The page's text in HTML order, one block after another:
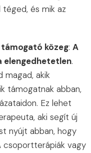
és mik az
közeg: A
elengedhetetlen.
magad, akik
támogatnak abban,
Ez lehet
aki segít új
nyújt abban, hogy
csoportterápiák vagy